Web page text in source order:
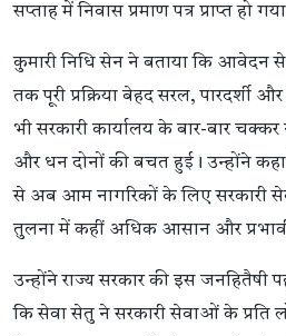
सप्ताह में निवास प्रमाण पत्र प्राप्त हो
कुमारी निधि सेन ने बताया कि आवेदन से
तक पूरी प्रक्रिया बेहद सरल, पारदर्शी
भी सरकारी कार्यालय के बार-बार
और धन दोनों की बचत हुई। उन्होंने
से अब आम नागरिकों के लिए सरकारी
तुलना में कहीं अधिक आसान और
उन्होंने राज्य सरकार की इस जनहितैषी
कि सेवा सेतु ने सरकारी सेवाओं के प्रति